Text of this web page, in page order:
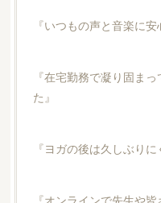
『いつもの声と音楽に
『在宅勤務で凝り固ま
た』
『ヨガの後は久しぶりに
『オンラインで先生や